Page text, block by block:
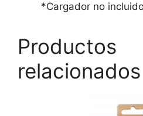
*Cargador no
Productos
relacionados